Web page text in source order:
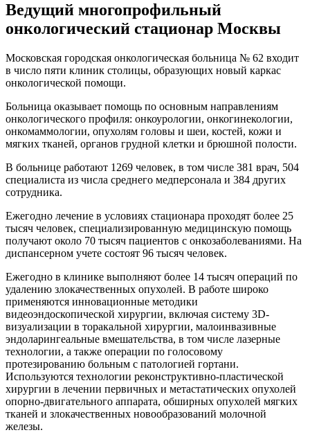
Ведущий многопрофильный
онкологический стационар Москвы
Московская городская онкологическая больница № 62 входит
в число пяти клиник столицы, образующих новый каркас
онкологической помощи.
Больница оказывает помощь по основным направлениям
онкологического профиля: онкоурологии, онкогинекологии,
онкомаммологии, опухолям головы и шеи, костей, кожи и
мягких тканей, органов грудной клетки и брюшной полости.
В больнице работают 1269 человек, в том числе 381 врач, 504
специалиста из числа среднего медперсонала и 384 других
сотрудника.
Ежегодно лечение в условиях стационара проходят более 25
тысяч человек, специализированную медицинскую помощь
получают около 70 тысяч пациентов с онкозаболеваниями. На
диспансерном учете состоят 96 тысяч человек.
Ежегодно в клинике выполняют более 14 тысяч операций по
удалению злокачественных опухолей. В работе широко
применяются инновационные методики
видеоэндоскопической хирургии, включая систему 3D-
визуализации в торакальной хирургии, малоинвазивные
эндоларингеальные вмешательства, в том числе лазерные
технологии, а также операции по голосовому
протезированию больным с патологией гортани.
Используются технологии реконструктивно-пластической
хирургии в лечении первичных и метастатических опухолей
опорно-двигательного аппарата, обширных опухолей мягких
тканей и злокачественных новообразований молочной
железы.